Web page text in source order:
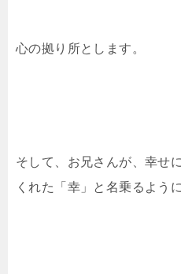
心の拠り所とします。
そして、お兄さんが、幸せ
くれた「幸」と名乗るよう